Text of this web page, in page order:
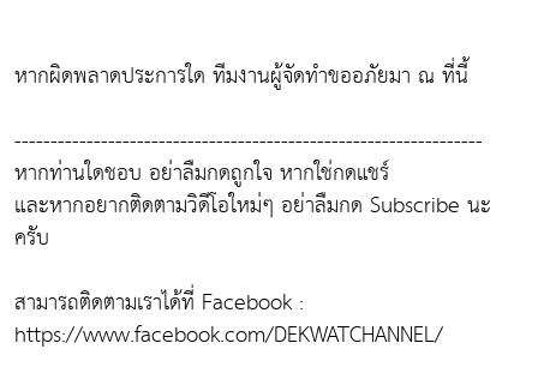
หากผิดพลาดประการใด ทีมงานผู้จัดทำขออภัยมา ณ ที่นี้
-----------------------------------------------------------------
หากท่านใดชอบ อย่าลืมกดถูกใจ หากใช่กดแชร์
และหากอยากติดตามวิดีโอใหม่ๆ อย่าลืมกด Subscribe นะ
ครับ
สามารถติดตามเราได้ที่ Facebook :
https://www.facebook.com/DEKWATCHANNEL/